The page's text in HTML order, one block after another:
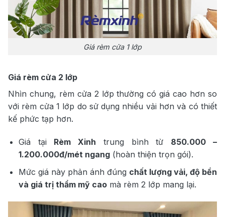
Giá rèm cửa 1 lớp
Giá rèm cửa 2 lớp
Nhìn chung, rèm cửa 2 lớp thường có giá cao hơn so
với rèm cửa 1 lớp do sử dụng nhiều vải hơn và có thiết
kế phức tạp hơn.
Giá tại Rèm Xinh trung bình từ 850.000 –
1.200.000đ/mét ngang(hoàn thiện trọn gói).
Mức giá này phản ánh đúng chất lượng vải, độ bền
và giá trị thẩm mỹ caomà rèm 2 lớp mang lại.